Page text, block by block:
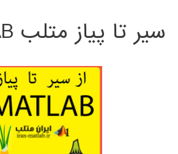
سیر تا پیاز متلب MATLAB